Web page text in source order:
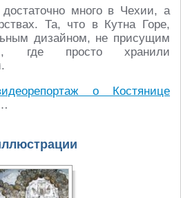
много в Чехии, а
Та, что в Кутна Горе,
дизайном, не присущим
где просто хранили
о Костянице